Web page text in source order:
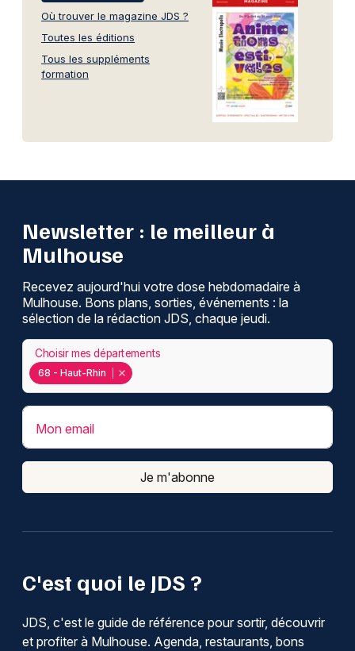
Où trouver le magazine JDS ?
Toutes les éditions
Tous les suppléments
formation
C'est quoi le JDS ?
JDS, c'est le guide de référence pour sortir, découvrir
et profiter à Mulhouse. Agenda, restaurants, bons
Newsletter : le meilleur à
Mulhouse
Recevez aujourd'hui votre dose hebdomadaire à
Mulhouse. Bons plans, sorties, événements : la
sélection de la rédaction JDS, chaque jeudi.
68 - Haut-Rhin
Choisir mes départements
Mon email
Je m'abonne